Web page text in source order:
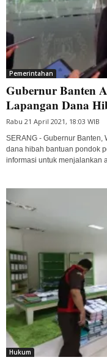
Pemerintahan
Gubernur Banten
Lapangan Dana
Rabu 21 April 2021, 18:03 WIB
SERANG - Gubernur Banten,
dana hibah bantuan pondok
informasi untuk menjalankan
Hukum